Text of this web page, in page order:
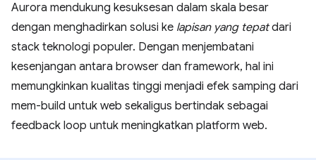
Aurora mendukung kesuksesan dalam skala besar
dengan menghadirkan solusi ke lapisan yang tepatdari
stack teknologi populer. Dengan menjembatani
kesenjangan antara browser dan framework, hal ini
memungkinkan kualitas tinggi menjadi efek samping dari
mem-build untuk web sekaligus bertindak sebagai
feedback loop untuk meningkatkan platform web.